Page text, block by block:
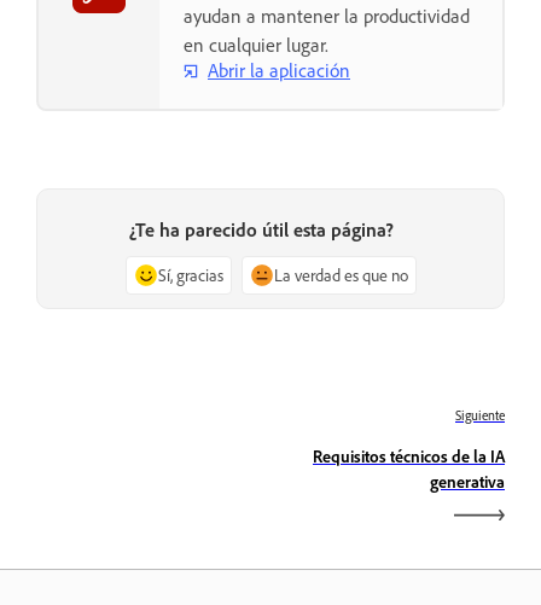
ayudan a mantener la productividad
en cualquier lugar.
Abrir la aplicación
¿Te ha parecido útil esta página?
Sí, gracias La verdad es que no
Siguiente
Requisitos técnicos de la IA
generativa